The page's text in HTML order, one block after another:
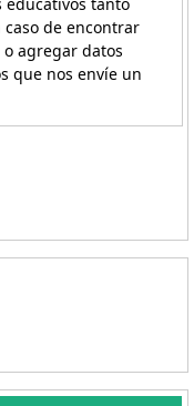
caso de encontrar
agregar datos
que nos envíe un